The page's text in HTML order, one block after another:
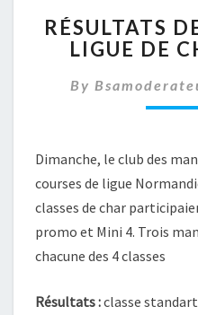
RÉSULTATS
LIGUE DE
By
Dimanche, le club des
courses de ligue
classes de char
promo et Mini 4. Trois
chacune des 4 classes
Résultats :classe